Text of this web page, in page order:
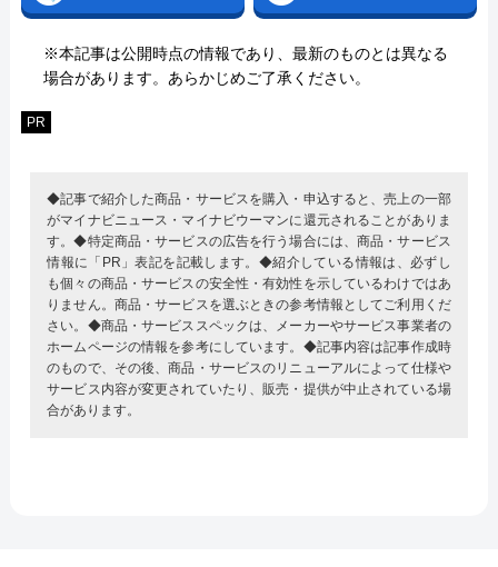
※本記事は公開時点の情報であり、最新のものとは異なる
場合があります。あらかじめご了承ください。
PR
◆記事で紹介した商品・サービスを購入・申込すると、売上の一部
がマイナビニュース・マイナビウーマンに還元されることがありま
す。◆特定商品・サービスの広告を行う場合には、商品・サービス
情報に「PR」表記を記載します。◆紹介している情報は、必ずし
も個々の商品・サービスの安全性・有効性を示しているわけではあ
りません。商品・サービスを選ぶときの参考情報としてご利用くだ
さい。◆商品・サービススペックは、メーカーやサービス事業者の
ホームページの情報を参考にしています。◆記事内容は記事作成時
のもので、その後、商品・サービスのリニューアルによって仕様や
サービス内容が変更されていたり、販売・提供が中止されている場
合があります。